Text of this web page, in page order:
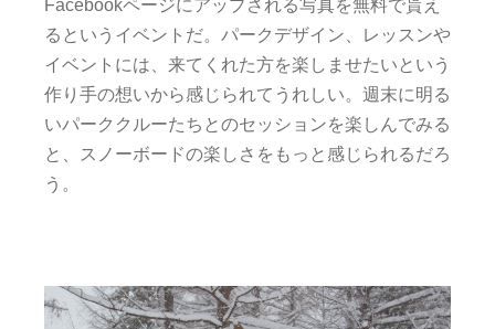
Facebookページにアップされる写真を無料で貰え
るというイベントだ。パークデザイン、レッスンや
イベントには、来てくれた方を楽しませたいという
作り手の想いから感じられてうれしい。週末に明る
いパーククルーたちとのセッションを楽しんでみる
と、スノーボードの楽しさをもっと感じられるだろ
う。